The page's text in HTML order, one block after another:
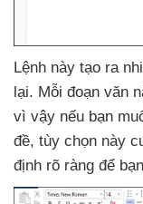
Lệnh này tạo ra
lại. Mỗi đoạn văn
vì vậy nếu bạn
đề, tùy chọn này
định rõ ràng để